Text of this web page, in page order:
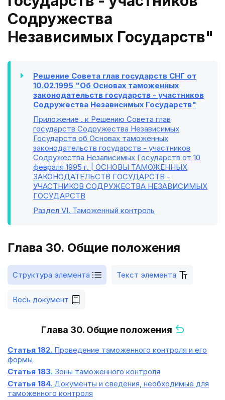
Содружества
Независимых Государств"
Решение Совета глав государств СНГ от
10.02.1995 "Об Основах таможенных
законодательств государств - участников
Содружества Независимых Государств"
Приложение . к Решению Совета глав
государств Содружества Независимых
Государств об Основах таможенных
законодательств государств - участников
Содружества Независимых Государств от 10
февраля 1995 г. | ОСНОВЫ ТАМОЖЕННЫХ
ЗАКОНОДАТЕЛЬСТВ ГОСУДАРСТВ -
УЧАСТНИКОВ СОДРУЖЕСТВА НЕЗАВИСИМЫХ
ГОСУДАРСТВ
Раздел VI. Таможенный контроль
Глава 30. Общие положения
Структура элемента Текст элемента
Весь документ
Глава 30. Общие положения
Статья 182. Проведение таможенного контроля и его
формы
Статья 183. Зоны таможенного контроля
Статья 184. Документы и сведения, необходимые для
таможенного контроля